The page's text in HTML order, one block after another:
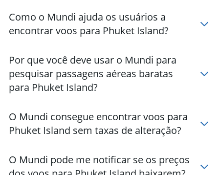
Como o Mundi ajuda os usuários a
encontrar voos para Phuket Island?
Por que você deve usar o Mundi para
pesquisar passagens aéreas baratas
para Phuket Island?
O Mundi consegue encontrar voos para
Phuket Island sem taxas de alteração?
O Mundi pode me notificar se os preços